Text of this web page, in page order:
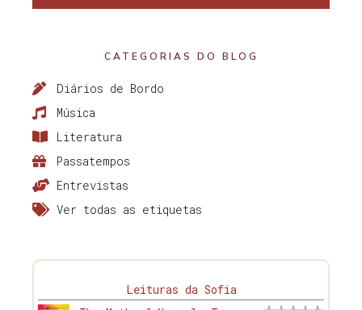
CATEGORIAS DO BLOG
Diários de Bordo
Música
Literatura
Passatempos
Entrevistas
Ver todas as etiquetas
Leituras da Sofia